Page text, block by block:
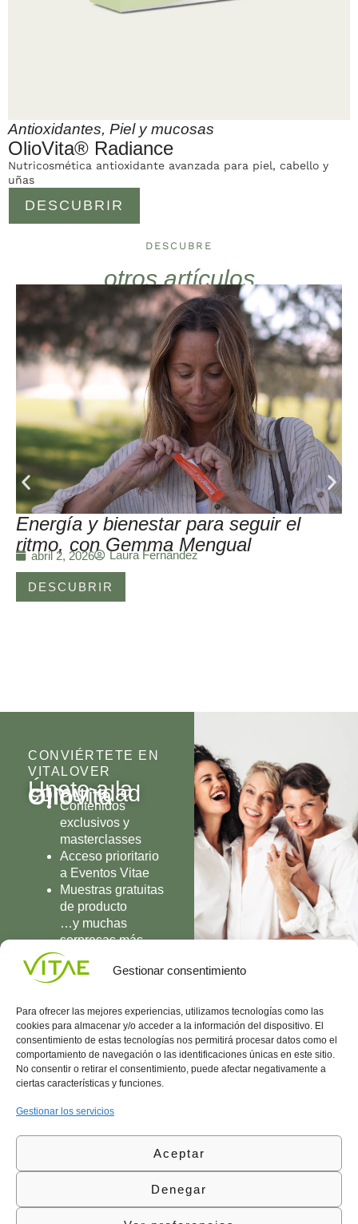
Gestionar consentimiento
Para ofrecer las mejores experiencias, utilizamos tecnologías como las
cookies para almacenar y/o acceder a la información del dispositivo. El
consentimiento de estas tecnologías nos permitirá procesar datos como el
comportamiento de navegación o las identificaciones únicas en este sitio.
No consentir o retirar el consentimiento, puede afectar negativamente a
ciertas características y funciones.
Gestionar los servicios
Aceptar
Denegar
Antioxidantes, Piel y mucosas
OlioVita® Radiance
DESCUBRIR
Nutricosmética antioxidante avanzada para piel, cabello y
uñas
DESCUBRE
otros artículos
Energía y bienestar para seguir el
ritmo, con Gemma Mengual
abril 2, 2026 Laura Fernández
DESCUBRIR
CONVIÉRTETE EN
VITALOVER
Únete a la
comunidad
OlioVita
Contenidos
exclusivos y
masterclasses
Acceso prioritario
a Eventos Vitae
Muestras gratuitas
de producto
…y muchas
sorpresas más
UNIRME
Conocenos
Vitae
l
Área
Política
de
Política
Calidad
(+34)
935
©Vitae Health Innovation S.L. Todos los derechos